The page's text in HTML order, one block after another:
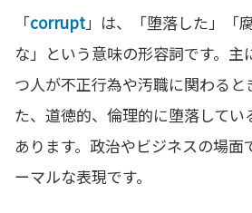
「corrupt」は、「堕落した」「
な」という意味の形容詞です。主
つ人が不正行為や汚職に関わると
た、道徳的、倫理的に堕落してい
あります。政治やビジネスの場面
ーマルな表現です。